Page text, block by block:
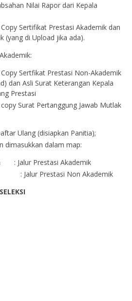
Nilai Rapor dari Kepala
Sertifikat Prestasi Akademik dan
(yang di Upload jika ada).
Sertfikat Prestasi Non-Akademik
dan Asli Surat Keterangan Kepala
Prestasi
Surat Pertanggung Jawab Mutlak
Ulang (disiapkan Panitia);
dimasukkan dalam map:
: Jalur Prestasi Akademik
Prestasi Non Akademik